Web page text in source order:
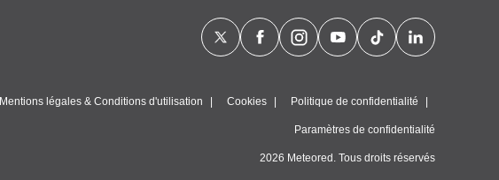
Mentions légales & Conditions d'utilisation Cookies Politique de confidentialité
Paramètres de confidentialité
2026 Meteored. Tous droits réservés